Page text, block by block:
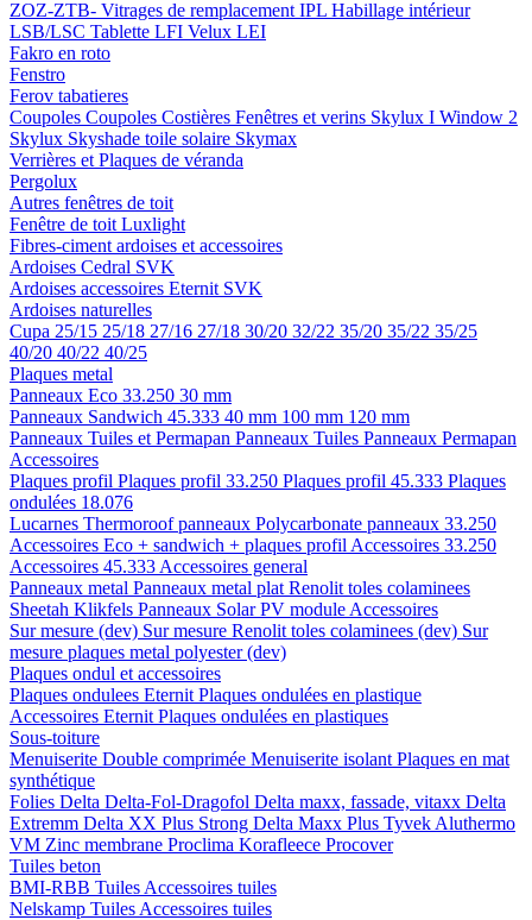
ZOZ-ZTB- Vitrages de remplacement IPL Habillage intérieur
LSB/LSC Tablette LFI Velux LEI
Fakro en roto
Fenstro
Ferov tabatieres
Coupoles Coupoles Costières Fenêtres et verins Skylux I Window 2
Skylux Skyshade toile solaire Skymax
Verrières et Plaques de véranda
Pergolux
Autres fenêtres de toit
Fenêtre de toit Luxlight
Fibres-ciment ardoises et accessoires
Ardoises Cedral SVK
Ardoises accessoires Eternit SVK
Ardoises naturelles
Cupa 25/15 25/18 27/16 27/18 30/20 32/22 35/20 35/22 35/25
40/20 40/22 40/25
Plaques metal
Panneaux Eco 33.250 30 mm
Panneaux Sandwich 45.333 40 mm 100 mm 120 mm
Panneaux Tuiles et Permapan Panneaux Tuiles Panneaux Permapan
Accessoires
Plaques profil Plaques profil 33.250 Plaques profil 45.333 Plaques
ondulées 18.076
Lucarnes Thermoroof panneaux Polycarbonate panneaux 33.250
Accessoires Eco + sandwich + plaques profil Accessoires 33.250
Accessoires 45.333 Accessoires general
Panneaux metal Panneaux metal plat Renolit toles colaminees
Sheetah Klikfels Panneaux Solar PV module Accessoires
Sur mesure (dev) Sur mesure Renolit toles colaminees (dev) Sur
mesure plaques metal polyester (dev)
Plaques ondul et accessoires
Plaques ondulees Eternit Plaques ondulées en plastique
Accessoires Eternit Plaques ondulées en plastiques
Sous-toiture
Menuiserite Double comprimée Menuiserite isolant Plaques en mat
synthétique
Folies Delta Delta-Fol-Dragofol Delta maxx, fassade, vitaxx Delta
Extremm Delta XX Plus Strong Delta Maxx Plus Tyvek Aluthermo
VM Zinc membrane Proclima Korafleece Procover
Tuiles beton
BMI-RBB Tuiles Accessoires tuiles
Nelskamp Tuiles Accessoires tuiles